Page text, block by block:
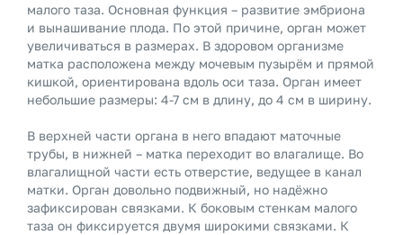
малого таза. Основная функция – развитие эмбриона
и вынашивание плода. По этой причине, орган может
увеличиваться в размерах. В здоровом организме
матка расположена между мочевым пузырём и прямой
кишкой, ориентирована вдоль оси таза. Орган имеет
небольшие размеры: 4-7 см в длину, до 4 см в ширину.
В верхней части органа в него впадают маточные
трубы, в нижней – матка переходит во влагалище. Во
влагалищной части есть отверстие, ведущее в канал
матки. Орган довольно подвижный, но надёжно
зафиксирован связками. К боковым стенкам малого
таза он фиксируется двумя широкими связками. К